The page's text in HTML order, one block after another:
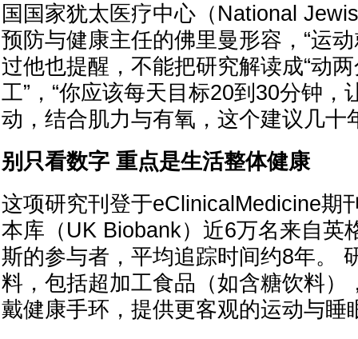
国国家犹太医疗中心（National
预防与健康主任的佛里曼形容，“运
过他也提醒，不能把研究解读成“动
工”，“你应该每天目标20到30分钟，
动，结合肌力与有氧，这个建议几十
别只看数字 重点是生活整体健康
这项研究刊登于eClinicalMedicine期
本库（UK Biobank）近6万名来自英
斯的参与者，平均追踪时间约8年。
料，包括超加工食品（如含糖饮料）
戴健康手环，提供更客观的运动与睡